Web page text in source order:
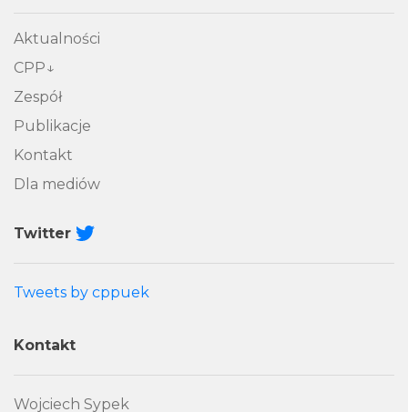
Aktualności
CPP
Zespół
Publikacje
Kontakt
Dla mediów
Twitter
Tweets by cppuek
Kontakt
Wojciech Sypek